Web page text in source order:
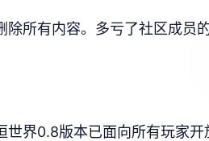
所有内容。多亏了社区成员
界0.8版本已面向所有玩家开